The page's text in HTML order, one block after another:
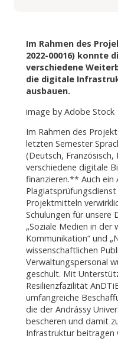
Im Rahmen des
2022-00016) konnte
verschiedene
die digitale
ausbauen.
image by Adobe Stock
Im Rahmen des
letzten Semester
(Deutsch, Französisch,
verschiedene digitale
finanzieren.** Auch ein
Projektmitteln
Schulungen für unsere
„Soziale Medien in der
Kommunikation“ und
wissenschaftlichen
Verwaltungspersonal
geschult. Mit
Resilienzfazilität
umfangreiche
die der Andrássy
bescheren und damit
Infrastruktur beitragen